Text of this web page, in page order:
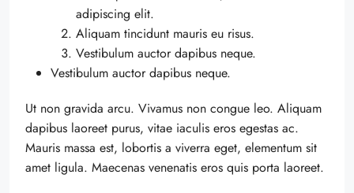
adipiscing elit.
Aliquam tincidunt mauris eu risus.
Vestibulum auctor dapibus neque.
Vestibulum auctor dapibus neque.
Ut non gravida arcu. Vivamus non congue leo. Aliquam
dapibus laoreet purus, vitae iaculis eros egestas ac.
Mauris massa est, lobortis a viverra eget, elementum sit
amet ligula. Maecenas venenatis eros quis porta laoreet.